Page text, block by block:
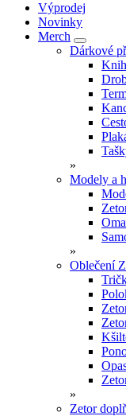
Výprodej
Novinky
Merch
Dárkové
»
Modely a
»
Oblečení
»
Zetor